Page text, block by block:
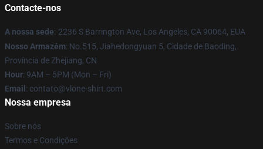
Contacte-nos
A nossa sede: 2236 S Barrington Ave, Los Angeles, CA 90064, EUA
Nosso Armazém: No.515, Jiahedongyuan 5, Cidade de Baoding,
Província de Zhejiang, CN
Hour: 9AM – 5PM (Mon – Fri)
Email : contato@vlone-shirt.com
Nossa empresa
Sobre nós
Termos e Condições